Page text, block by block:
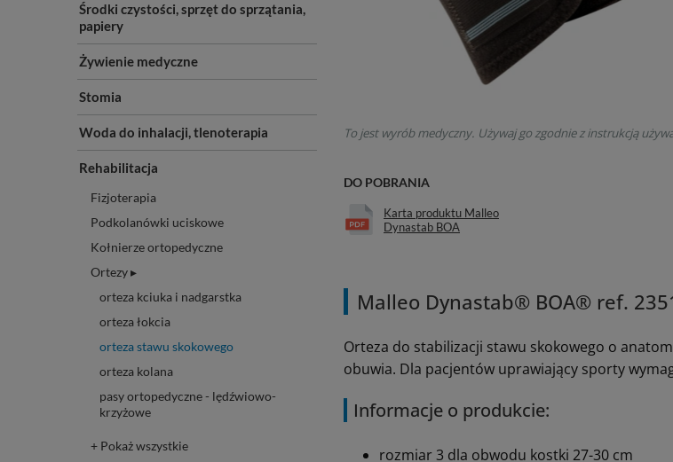
Środki czystości, sprzęt do sprzątania,
papiery
Żywienie medyczne
Stomia
Woda do inhalacji, tlenoterapia
Rehabilitacja
Fizjoterapia
Podkolanówki uciskowe
Kołnierze ortopedyczne
Ortezy ▸
orteza kciuka i nadgarstka
orteza łokcia
orteza stawu skokowego
orteza kolana
pasy ortopedyczne - lędźwiowo-
krzyżowe
+ Pokaż wszystkie
To jest wyrób medyczny. Używaj go zgodnie z instrukcją
DO POBRANIA
Karta produktu Malleo
Dynastab BOA
Malleo Dynastab® BOA® ref.
Orteza do stabilizacji stawu skokowego o
obuwia. Dla pacjentów uprawiający sporty
Informacje o produkcie:
rozmiar 3 dla obwodu kostki 27-30 cm